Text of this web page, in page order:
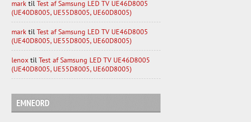
mark til Test af Samsung LED TV UE46D8005
(UE40D8005, UE55D8005, UE60D8005)
mark til Test af Samsung LED TV UE46D8005
(UE40D8005, UE55D8005, UE60D8005)
lenox til Test af Samsung LED TV UE46D8005
(UE40D8005, UE55D8005, UE60D8005)
EMNEORD